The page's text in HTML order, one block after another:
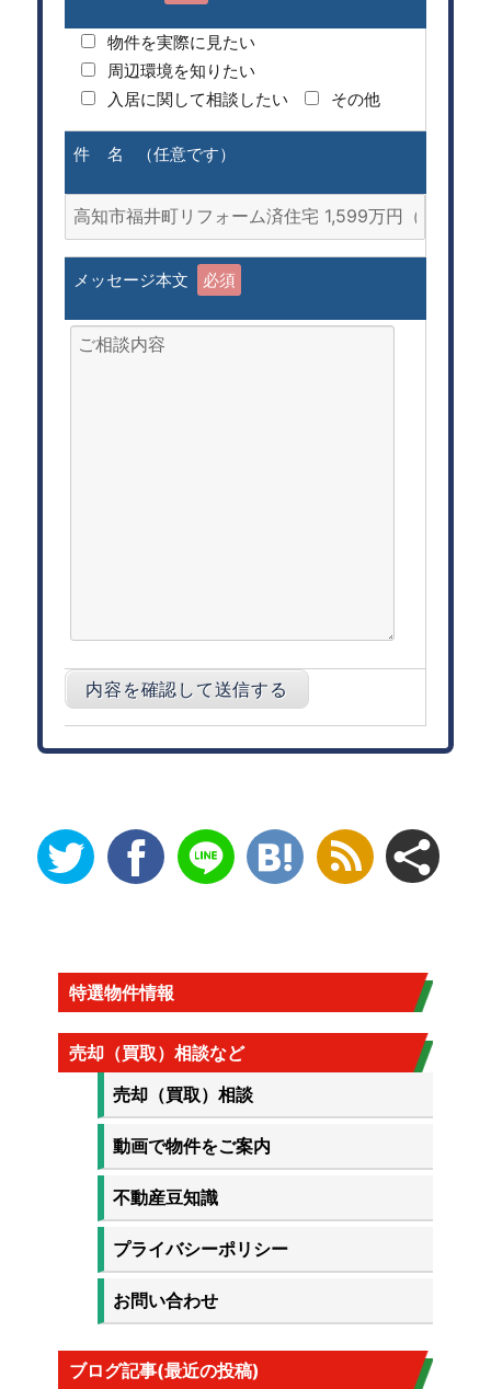
物件を実際に見たい
周辺環境を知りたい
入居に関して相談したい
その他
件 名 （任意です）
メッセージ本文 必須
特選物件情報
売却（買取）相談など
売却（買取）相談
動画で物件をご案内
不動産豆知識
プライバシーポリシー
お問い合わせ
ブログ記事(最近の投稿)